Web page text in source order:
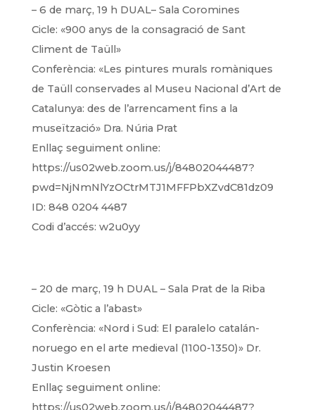
– 6 de març, 19 h DUAL– Sala Coromines
Cicle: «900 anys de la consagració de Sant
Climent de Taüll»
Conferència: «Les pintures murals romàniques
de Taüll conservades al Museu Nacional d’Art de
Catalunya: des de l’arrencament fins a la
museïtzació» Dra. Núria Prat
Enllaç seguiment online:
https://us02web.zoom.us/j/84802044487?
pwd=NjNmNlYzOCtrMTJ1MFFPbXZvdC81dz09
ID: 848 0204 4487
Codi d’accés: w2u0yy
– 20 de març, 19 h DUAL – Sala Prat de la Riba
Cicle: «Gòtic a l’abast»
Conferència: «Nord i Sud: El paralelo catalán-
noruego en el arte medieval (1100-1350)» Dr.
Justin Kroesen
Enllaç seguiment online:
https://us02web.zoom.us/j/84802044487?